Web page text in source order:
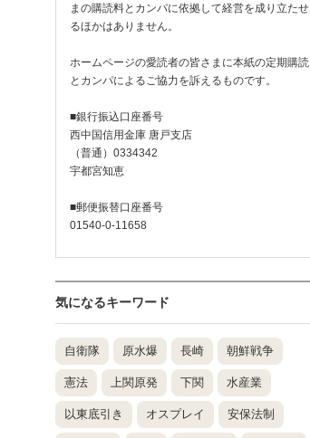
まの購読料とカンパに依拠して経営を成り立たせ
るほかはありません。
ホームページの愛読者の皆さまに本紙の定期購読
とカンパによるご協力を訴えるものです。
■銀行振込口座番号
西中国信用金庫 唐戸支店
（普通）0334342
宇都宮知恵
■郵便振替口座番号
01540-0-11658
気になるキーワード
自衛隊 原水爆 長崎 朝鮮戦争
憲法 上関原発 下関 水産業
以東底引き オスプレイ 安保法制